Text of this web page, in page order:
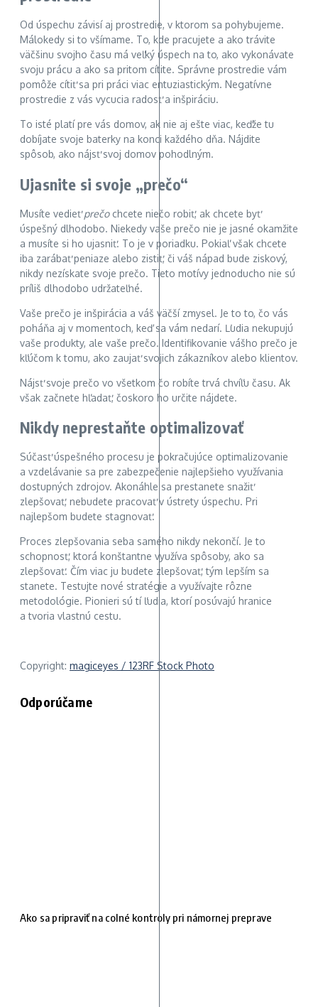
Od úspechu závisí aj prostredie, v ktorom sa pohybujeme.
Málokedy si to všímame. To, kde pracujete a ako trávite
väčšinu svojho času má veľký úspech na to, ako vykonávate
svoju prácu a ako sa pritom cítite. Správne prostredie vám
pomôže cítiť sa pri práci viac entuziastickým. Negatívne
prostredie z vás vycucia radosť a inšpiráciu.
To isté platí pre vás domov, ak nie aj ešte viac, keďže tu
dobíjate svoje baterky na konci každého dňa. Nájdite
spôsob, ako nájsť svoj domov pohodlným.
Ujasnite si svoje „prečo“
Musíte vedieťprečochcete niečo robiť, ak chcete byť
úspešný dlhodobo. Niekedy vaše prečo nie je jasné okamžite
a musíte si ho ujasniť. To je v poriadku. Pokiaľ však chcete
iba zarábať peniaze alebo zistiť, či váš nápad bude ziskový,
nikdy nezískate svoje prečo. Tieto motívy jednoducho nie sú
príliš dlhodobo udržateľné.
Vaše prečo je inšpirácia a váš väčší zmysel. Je to to, čo vás
poháňa aj v momentoch, keď sa vám nedarí. Ľudia nekupujú
vaše produkty, ale vaše prečo. Identifikovanie vášho prečo je
kľúčom k tomu, ako zaujať svojich zákazníkov alebo klientov.
Nájsť svoje prečo vo všetkom čo robíte trvá chvíľu času. Ak
však začnete hľadať, čoskoro ho určite nájdete.
Nikdy neprestaňte optimalizovať
Súčasť úspešného procesu je pokračujúce optimalizovanie
a vzdelávanie sa pre zabezpečenie najlepšieho využívania
dostupných zdrojov. Akonáhle sa prestanete snažiť
zlepšovať, nebudete pracovať v ústrety úspechu. Pri
najlepšom budete stagnovať.
Proces zlepšovania seba samého nikdy nekončí. Je to
schopnosť, ktorá konštantne využíva spôsoby, ako sa
zlepšovať. Čím viac ju budete zlepšovať, tým lepším sa
stanete. Testujte nové stratégie a využívajte rôzne
metodológie. Pionieri sú tí ľudia, ktorí posúvajú hranice
a tvoria vlastnú cestu.
Copyright: magiceyes / 123RF Stock Photo
Odporúčame
Ako sa pripraviť na colné kontroly pri námornej preprave